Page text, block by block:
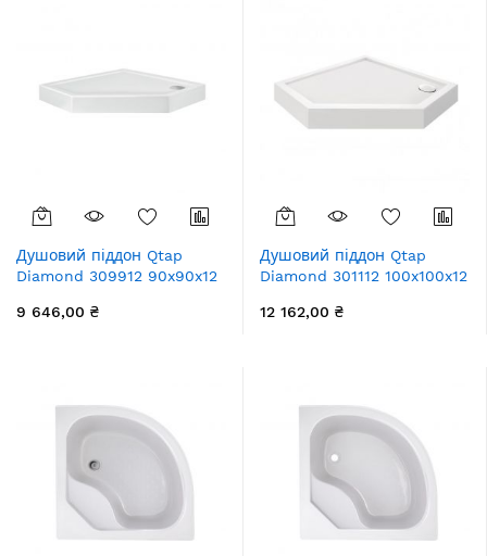
Душовий піддон Qtap
Diamond 309912 90x90x12
9 646,00 ₴
Душовий піддон Qtap
Diamond 301112 100x100x12
12 162,00 ₴